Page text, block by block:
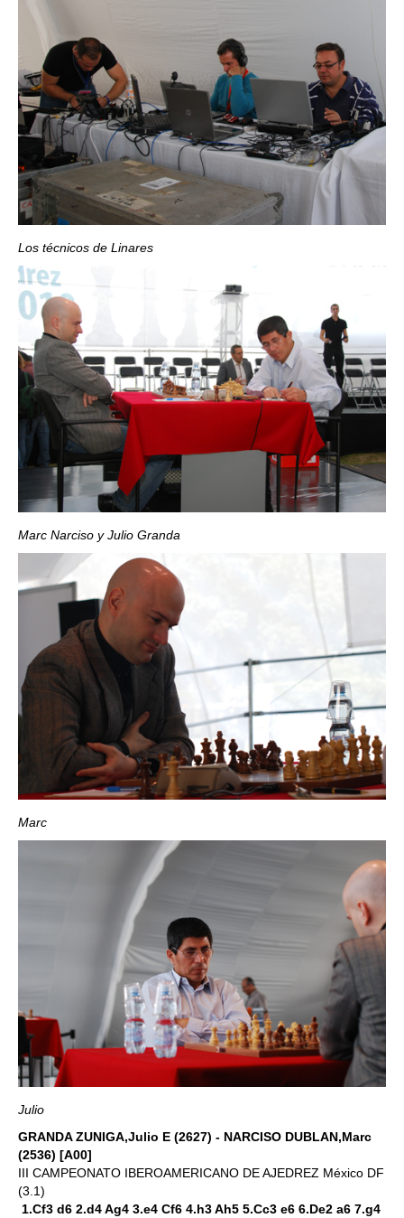
Los técnicos de Linares
Marc Narciso y Julio Granda
Marc
Julio
GRANDA ZUNIGA,Julio E (2627) - NARCISO DUBLAN,Marc
(2536) [A00]
III CAMPEONATO IBEROAMERICANO DE AJEDREZ México DF
(3.1)
1.Cf3 d6 2.d4 Ag4 3.e4 Cf6 4.h3 Ah5 5.Cc3 e6 6.De2 a6 7.g4